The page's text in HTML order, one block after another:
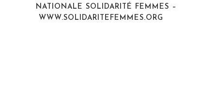
NATIONALE SOLIDARITÉ FEMMES –
WWW.SOLIDARITEFEMMES.ORG